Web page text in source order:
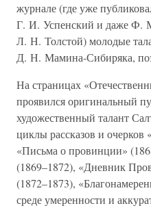
журнале (где уже
Г. И. Успенский и даже Ф.
Л. Н. Толстой) молодые
Д. Н. Мамина-Сибиряка,
На страницах
проявился оригинальный
художественный талант
циклы рассказов и
«Письма о провинции»
(1869–1872), «Дневник
(1872–1873),
среде умеренности и